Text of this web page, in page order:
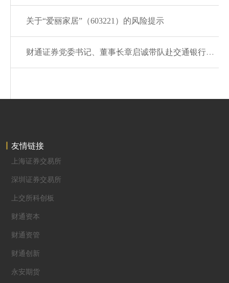
关于“爱丽家居”（603221）的风险提示
财通证券党委书记、董事长章启诚带队赴交通银行浙江省分行拜访交流
友情链接
上海证券交易所
深圳证券交易所
上交所科创板
财通资本
财通资管
财通创新
永安期货